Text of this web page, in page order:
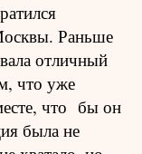
Раньше
отличный
что уже
что бы он
была не